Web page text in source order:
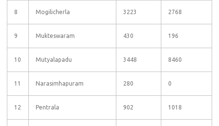
8 Mogilicherla 3223 2768
9 Mukteswaram 430 196
10 Mutyalapadu 3448 8460
11 Narasimhapuram 280 0
12 Pentrala 902 1018